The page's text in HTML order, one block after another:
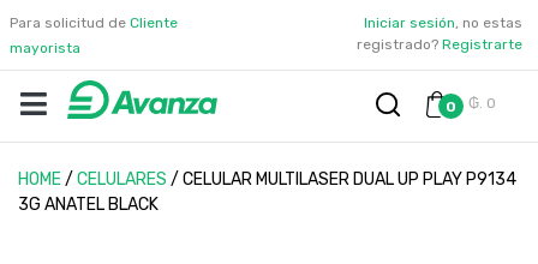
Para solicitud de Cliente
mayorista
Iniciar sesión, no estas
registrado? Registrarte
0 ₲. 0
HOME/ CELULARES / CELULAR MULTILASER DUAL UP PLAY P9134
3G ANATEL BLACK